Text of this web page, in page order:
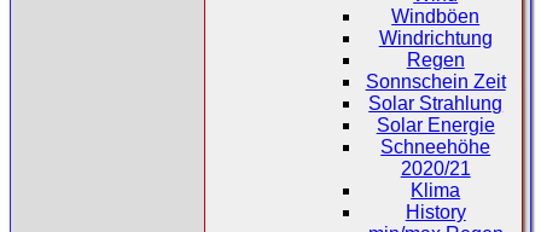
Windböen
Windrichtung
Regen
Sonnschein Zeit
Solar Strahlung
Solar Energie
Schneehöhe
2020/21
Klima
History